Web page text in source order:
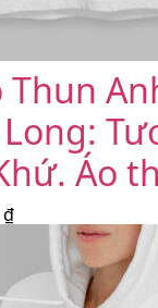
Thun
Áo
Trắng,
₫